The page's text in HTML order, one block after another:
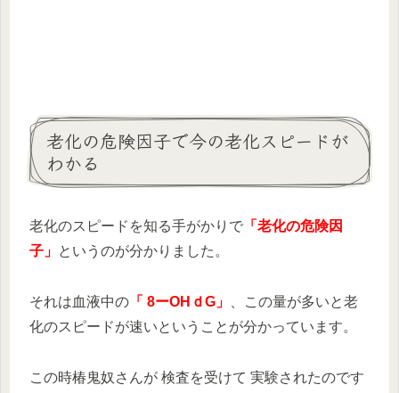
老化の危険因子で今の老化スピードが
わかる
老化のスピードを知る手がかりで 「老化の危険因
子」 というのが分かりました。
それは血液中の 「 8ーOHｄG」
、この量が多いと老
化のスピードが速いということが分かっています。
この時椿鬼奴さんが 検査を受けて 実験されたのです